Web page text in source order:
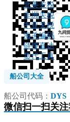
微信扫一扫关注
北美关税
非洲关税
中亚关税
海关编码
链接直达
货代工具
船公司大全
船公司代码： DYS